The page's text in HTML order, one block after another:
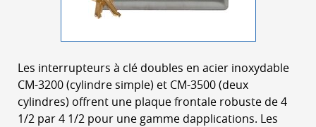
Les interrupteurs à clé doubles en acier inoxydable
CM-3200 (cylindre simple) et CM-3500 (deux
cylindres) offrent une plaque frontale robuste de 4
1/2 par 4 1/2 pour une gamme dapplications. Les